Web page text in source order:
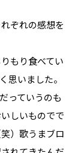
れぞれの感想を
もり食べてい
思いました。
っていうのも
しいものでで
）歌うまブロ